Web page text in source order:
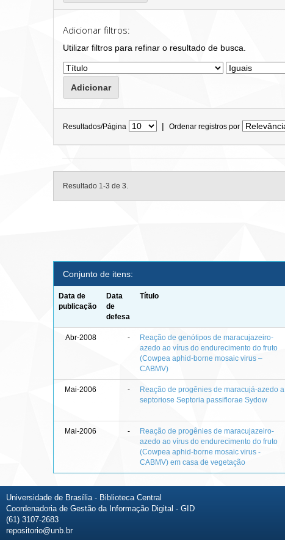
Adicionar filtros:
Utilizar filtros para refinar o resultado de busca.
Resultados/Página | Ordenar registros por
Resultado 1-3 de 3.
Conjunto de itens:
Data de
publicação
Data
de
defesa
Título
Abr-2008 -
Reação de genótipos de maracujazeiro-
azedo ao vírus do endurecimento do fruto
(Cowpea aphid-borne mosaic virus –
CABMV)
Mai-2006 -
Reação de progênies de maracujá-azedo a
septoriose Septoria passiflorae Sydow
Mai-2006 -
Reação de progênies de maracujazeiro-
azedo ao vírus do endurecimento do fruto
(Cowpea aphid-borne mosaic virus -
CABMV) em casa de vegetação
Universidade de Brasília - Biblioteca Central
Coordenadoria de Gestão da Informação Digital - GID
(61) 3107-2683
repositorio@unb.br